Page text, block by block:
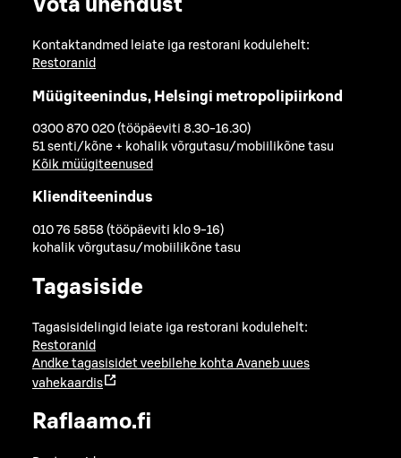
Võta ühendust
Kontaktandmed leiate iga restorani kodulehelt:
Restoranid
Müügiteenindus, Helsingi metropolipiirkond
0300 870 020 (tööpäeviti 8.30-16.30)
51 senti/kõne + kohalik võrgutasu/mobiilikõne tasu
Kõik müügiteenused
Klienditeenindus
010 76 5858 (tööpäeviti klo 9-16)
kohalik võrgutasu/mobiilikõne tasu
Tagasiside
Tagasisidelingid leiate iga restorani kodulehelt:
Restoranid
Andke tagasisidet veebilehe kohta Avaneb uues
vahekaardis
Raflaamo.fi